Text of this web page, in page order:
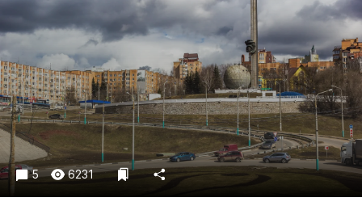
Недвижимость и ЖКХ
Образование
Общество
Погода
Праздники
Происшествия
Спорт
Экономика и бизнес
5 6231